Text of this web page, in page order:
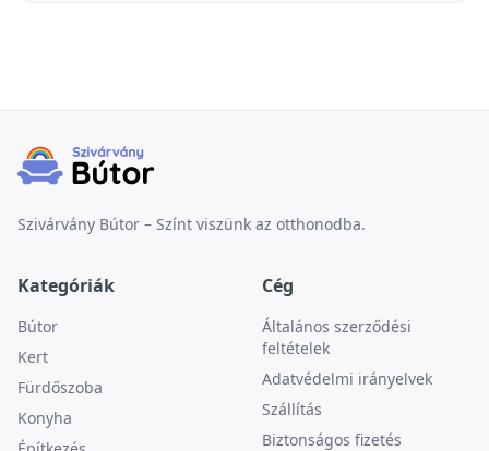
Szivárvány Bútor – Színt viszünk az otthonodba.
Kategóriák
Bútor
Kert
Fürdőszoba
Konyha
Cég
Általános szerződési
feltételek
Adatvédelmi irányelvek
Szállítás
Biztonságos fizetés